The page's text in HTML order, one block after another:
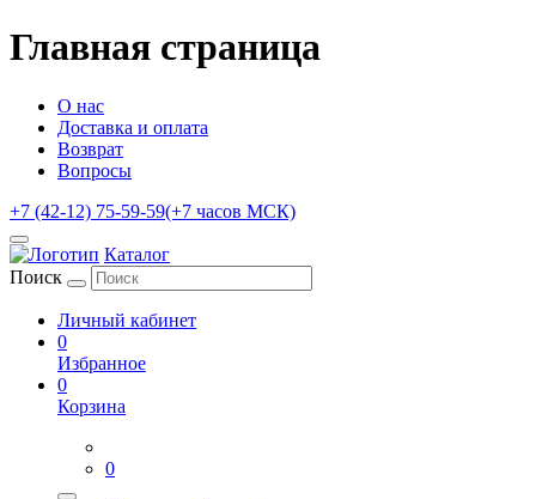
Главная страница
О нас
Доставка и оплата
Возврат
Вопросы
+7 (42-12) 75-59-59(+7 часов МСК)
Каталог
Поиск
Личный кабинет
0
Избранное
0
Корзина
0